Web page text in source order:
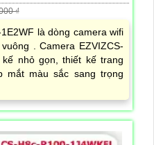
₫
là dòng camera wifi
. Camera EZVIZCS-
kế nhỏ gọn, thiết kế trang
mắt màu sắc sang trọng